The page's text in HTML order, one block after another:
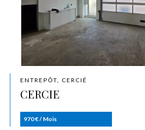
ENTREPÔT, CERCIÉ
CERCIE
970 € / Mois